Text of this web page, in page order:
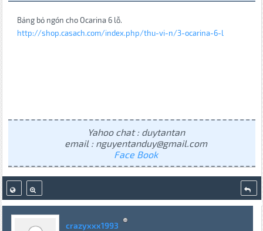
Bảng bỏ ngón cho Ocarina 6 lỗ.
http://shop.casach.com/index.php/thu-vi-n/3-ocarina-6-l
Yahoo chat : duytantan
email : nguyentanduy@gmail.com
Face Book
crazyxxx1993